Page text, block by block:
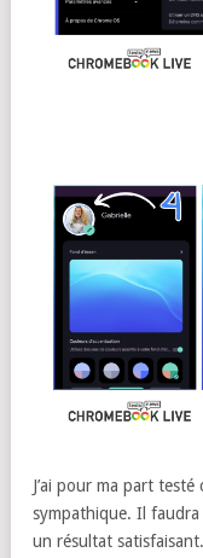
J’ai pour ma part
sympathique. Il
un résultat